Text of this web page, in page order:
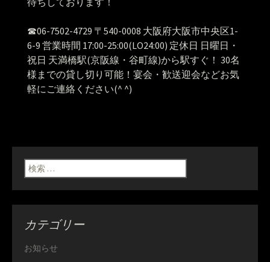
☎︎06-7502-4729 〒540-0008 大阪府大阪市中央区1-
6-9 営業時間 17:00-25:00(LO24:00) 定休日 日曜日・
祝日 天満橋駅(京阪線・谷町線)から駅すぐ！ 30名
様までの貸し切り可能！宴会・歓送迎会などお気
軽にご連絡ください(^ ^)
検索:
カテゴリー
お知らせ